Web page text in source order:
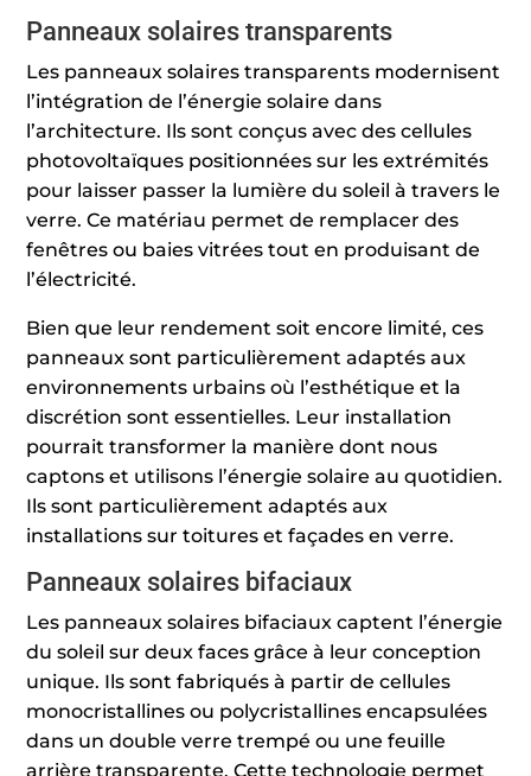
Panneaux solaires transparents
Les panneaux solaires transparents modernisent
l’intégration de l’énergie solaire dans
l’architecture. Ils sont conçus avec des cellules
photovoltaïques positionnées sur les extrémités
pour laisser passer la lumière du soleil à travers le
verre. Ce matériau permet de remplacer des
fenêtres ou baies vitrées tout en produisant de
l’électricité.
Bien que leur rendement soit encore limité, ces
panneaux sont particulièrement adaptés aux
environnements urbains où l’esthétique et la
discrétion sont essentielles. Leur installation
pourrait transformer la manière dont nous
captons et utilisons l’énergie solaire au quotidien.
Ils sont particulièrement adaptés aux
installations sur toitures et façades en verre.
Panneaux solaires bifaciaux
Les panneaux solaires bifaciaux captent l’énergie
du soleil sur deux faces grâce à leur conception
unique. Ils sont fabriqués à partir de cellules
monocristallines ou polycristallines encapsulées
dans un double verre trempé ou une feuille
arrière transparente. Cette technologie permet